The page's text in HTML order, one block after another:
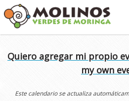
Skip
to
content
Quiero agregar mi propio
my own
Este calendario se actualiza